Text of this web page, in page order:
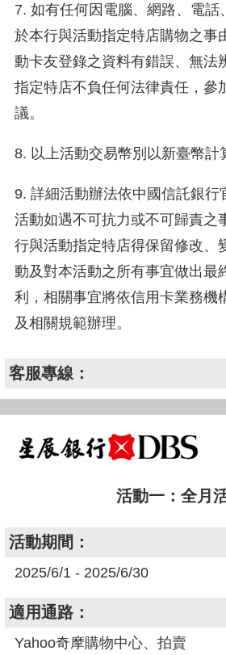
7. 如有任何因電腦、網路、電話
於本行與活動指定特店購物之事
動卡友登錄之資料有錯誤、無法
指定特店不負任何法律責任，參
議。
8. 以上活動交易幣別以新臺幣計
9. 詳細活動辦法依中國信託銀行
活動如遇不可抗力或不可歸責之
行與活動指定特店得保留修改、
動及對本活動之所有事宜做出最
利，相關事宜將依信用卡業務機
及相關規範辦理。
客服專線：
活動一：全月
活動期間：
2025/6/1 - 2025/6/30
適用通路：
Yahoo奇摩購物中心、拍賣